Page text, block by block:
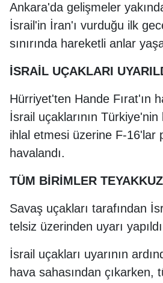
Ankara'da gelişmeler
İsrail'in İran'ı vurduğu ilk
sınırında hareketli anlar
İSRAİL UÇAKLARI
Hürriyet'ten Hande Fırat'ın
İsrail uçaklarının Türkiye'nin
ihlal etmesi üzerine F-16'lar
havalandı.
TÜM BİRİMLER
Savaş uçakları tarafından
telsiz üzerinden uyarı
İsrail uçakları uyarının
hava sahasından çıkarken,